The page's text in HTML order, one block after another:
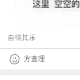
自得其乐
方查理